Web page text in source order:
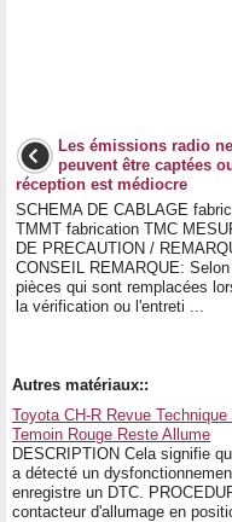
Les émissions radio ne
peuvent être captées
réception est médiocre
SCHEMA DE CABLAGE
TMMT fabrication TMC
DE PRECAUTION /
CONSEIL REMARQUE:
pièces qui sont remplacées
la vérification ou l'entreti ...
Autres matériaux::
Toyota CH-R Revue
Temoin Rouge Reste Allume
DESCRIPTION Cela signifie
a détecté un
enregistre un DTC.
contacteur d'allumage en